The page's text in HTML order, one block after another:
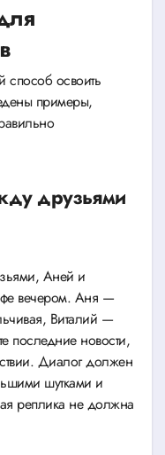
освоить
примеры,
друзьями
Аней и
вечером. Аня —
Виталий —
последние новости,
Диалог должен
шутками и
реплика не должна